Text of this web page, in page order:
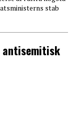
stab
antisemitisk